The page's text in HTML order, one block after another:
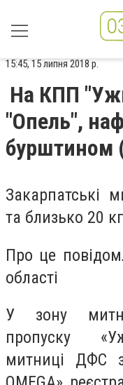
15:45, 15 липня 2018 р.
На КПП
"Опель",
Закарпатські
та близько 20
Про це
області
У зону
пропуску
митниці ДФС